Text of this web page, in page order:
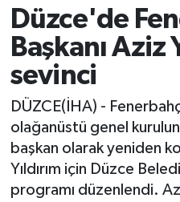
Düzce'de
Başkanı Aziz
sevinci
DÜZCE(İHA) -
olağanüstü genel
başkan olarak yeniden
Yıldırım için Düzce
programı düzenlendi.
Rize Jandarma
Bilim Teknoloji
Advertising news
Canlı Maç
Süper Lig Puan
Tüm Manşetler
Haber Arşivi